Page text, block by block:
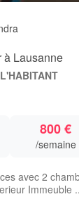
à Lausanne
800 €
/semaine
avec 2
Immeuble